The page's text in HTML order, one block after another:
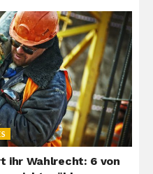
ihr Wahlrecht: 6 von